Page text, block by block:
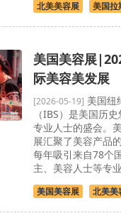
北美美容展
美国拉
美国美容展
际美容美发展
[2026-05-19] 美国纽
（IBS）是美国历
专业人士的盛会。
展汇聚了美容产品
每年吸引来自78个
主、美容人士等专
美国美容展 北美美